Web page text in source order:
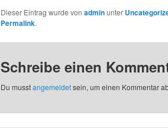
Dieser Eintrag wurde von adminunter
Permalink.
Schreibe einen
Du musstangemeldetsein, um einen Kommentar